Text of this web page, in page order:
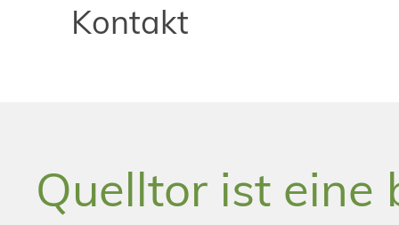
Kontakt
Quelltor ist eine